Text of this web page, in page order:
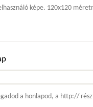
képe. 120x120
a honlapod, a http://